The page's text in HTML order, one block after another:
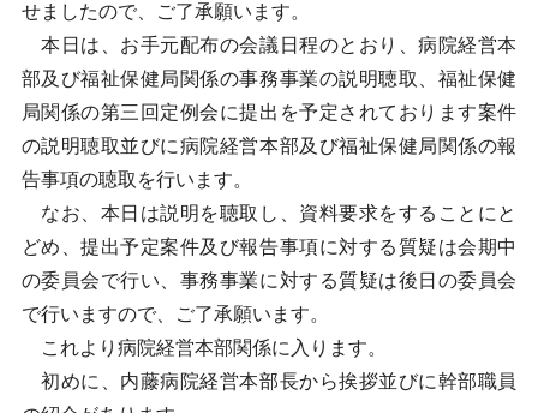
せましたので、ご了承願います。
本日は、お手元配布の会議日程のとおり、病院経営本
部及び福祉保健局関係の事務事業の説明聴取、福祉保健
局関係の第三回定例会に提出を予定されております案件
の説明聴取並びに病院経営本部及び福祉保健局関係の報
告事項の聴取を行います。
なお、本日は説明を聴取し、資料要求をすることにと
どめ、提出予定案件及び報告事項に対する質疑は会期中
の委員会で行い、事務事業に対する質疑は後日の委員会
で行いますので、ご了承願います。
これより病院経営本部関係に入ります。
初めに、内藤病院経営本部長から挨拶並びに幹部職員